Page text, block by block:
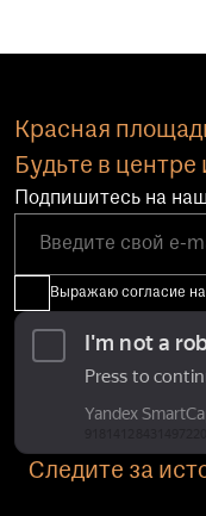
Красная
Будьте в центре
Подпишитесь на
Выражаю согласие
Следите за